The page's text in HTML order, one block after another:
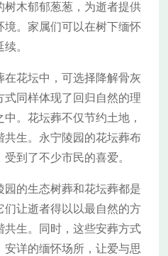
木郁郁葱葱，为逝者提供
境。家属们可以在树下缅怀
。
花坛中，可选择降解骨灰
同样体现了回归自然的理
。花坛葬不仅节约土地，
生。永宁陵园的花坛葬布
到了不少市民的喜爱。
的生态树葬和花坛葬都是
让逝者得以以最自然的方
生。同时，这些安葬方式
详的缅怀场所，让爱与思